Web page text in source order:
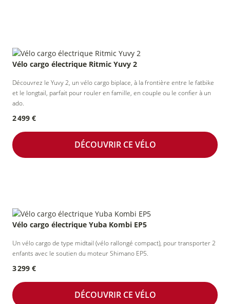
Vélo cargo électrique Ritmic Yuvy 2
Découvrez le Yuvy 2, un vélo cargo biplace, à la frontière entre le fatbike
et le longtail, parfait pour rouler en famille, en couple ou le confier à un
ado.
2 499 €
DÉCOUVRIR CE VÉLO
Vélo cargo électrique Yuba Kombi EP5
Un vélo cargo de type midtail (vélo rallongé compact), pour transporter 2
enfants avec le soutien du moteur Shimano EP5.
3 299 €
DÉCOUVRIR CE VÉLO